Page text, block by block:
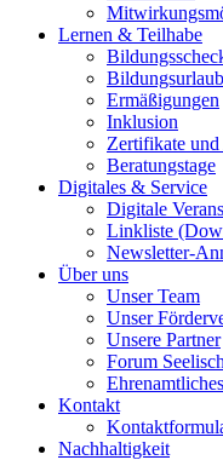
Lernen & Teilhabe
Bildungsurlaub
Ermäßigungen
Inklusion
Zertifikate und
Beratungstage
Digitales & Service
Digitale
Linkliste
Newsletter-
Über uns
Unser Team
Unser
Unsere Partner
Forum
Kontakt
Nachhaltigkeit